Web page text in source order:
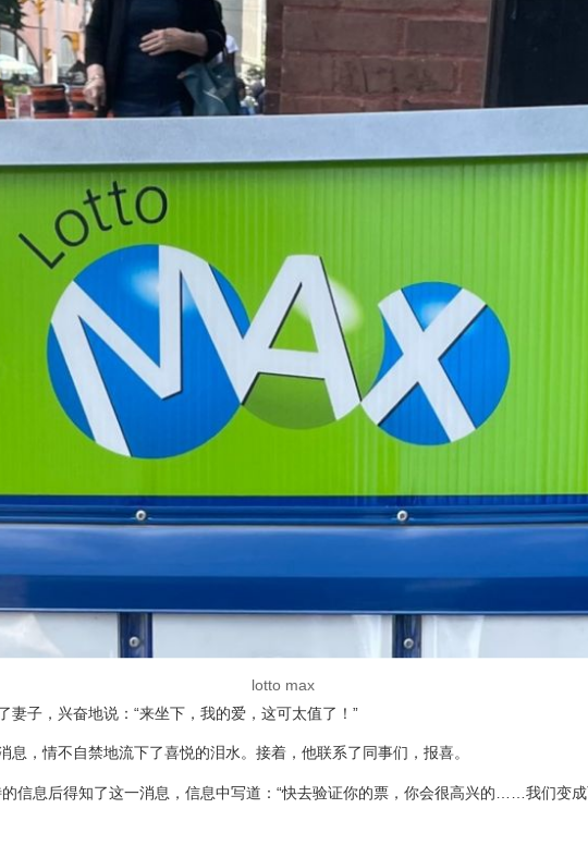
lotto max
妻子，兴奋地说：“来坐下，我的爱，这可太值了！”
息，情不自禁地流下了喜悦的泪水。接着，他联系了同事们，报喜。
信息后得知了这一消息，信息中写道：“快去验证你的票，你会很高兴的……我们变